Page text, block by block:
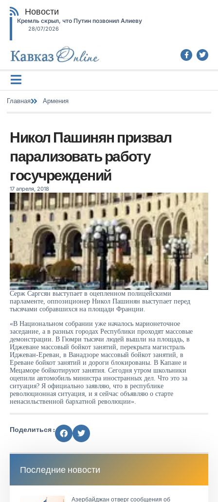
Новости
Кремль скрыл, что Путин позвонил Алиеву
28/07/2026
Главная Армения
Никол Пашинян призвал
парализовать работу
госучреждений
17 апреля, 2018
Серж Саргсян выступает в оцепленном полицейскими
парламенте, оппозиционер Никол Пашинян выступает перед
тысячами собравшихся на площади Франции.
«В Национальном собрании уже началось марионеточное
заседание, а в разных городах Республики проходят массовые
демонстрации. В Гюмри тысячи людей вышли на площадь, в
Иджеване массовый бойкот занятий, перекрыта магистраль
Иджеван-Ереван, в Ванадзоре массовый бойкот занятий, в
Ереване бойкот занятий и дороги блокированы. В Капане и
Мецаморе бойкотируют занятия. Сегодня утром школьники
оцепили автомобиль министра иностранных дел. Что это за
ситуация? Я официально заявляю, что в республике
революционная ситуация, и я сейчас объявляю о старте
ненасильственной бархатной революции».
Поделиться :
Последние новости
Азербайджан отверг сообщения об